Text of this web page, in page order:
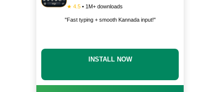
★ 4.5 • 1M+ downloads
"Fast typing + smooth Kannada input!"
INSTALL NOW